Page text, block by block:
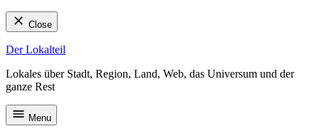
Close
Skip
content
Der Lokalteil
Lokales über Stadt, Region, Land, Web, das Universum und der
ganze Rest
Menu